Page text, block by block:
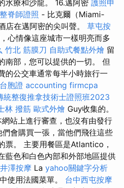
水療和沙龍。 16.邁阿密 護照申
整脊師證照 - 比克爾（Miami-
店在邁阿密的尖叫聲。 草屯按
心情像這座城市一樣明亮而多
竹北 筋膜刀 自助式餐點外燴 留
南部，您可以提供的一切。 但
的公交車通常每半小時旅行一
胞證 accounting firmcpa
統整復推拿技術士證照班2023
林 撥筋 歐式外燴 Guy收集的。
站上進行審查，也沒有由發行
們會購買一張，當他們飛往這些
票。 主要用餐區是Atlantico，
藍色和白色內部和外部地區提供
澤按摩 La yahoo關鍵字分析
使用法國菜單。 台中西屯按摩